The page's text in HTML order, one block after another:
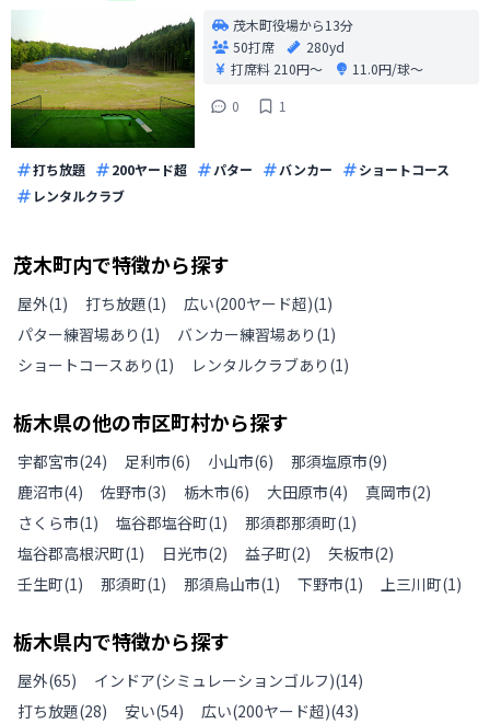
茂木町役場から13分
50打席
280yd
打席料 210円〜
11.0円/球〜
0
1
打ち放題 200ヤード超 パター バンカー
ショートコース
レンタルクラブ
茂木町内で特徴から探す
屋外(1) 打ち放題(1) 広い(200ヤード超)(1)
パター練習場あり (1) バンカー練習場あり (1)
ショートコースあり (1) レンタルクラブあり (1)
栃木県の他の市区町村から探す
宇都宮市(24) 足利市(6) 小山市(6) 那須塩原市(9)
鹿沼市(4) 佐野市(3) 栃木市(6) 大田原市(4) 真岡市(2)
さくら市(1) 塩谷郡塩谷町(1) 那須郡那須町(1)
塩谷郡高根沢町(1) 日光市(2) 益子町(2) 矢板市(2)
壬生町(1) 那須町(1) 那須烏山市(1) 下野市(1) 上三川町(1)
栃木県内で特徴から探す
屋外(65) インドア(シミュレーションゴルフ)(14)
打ち放題(28) 安い(54) 広い(200ヤード超)(43)